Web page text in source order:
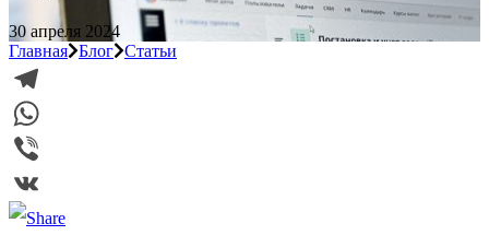
30 апреля 2024
Главная Блог Статьи
Telegram
WhatsApp
Viber
VK